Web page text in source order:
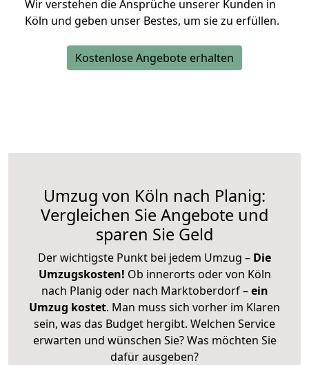
Wir verstehen die Ansprüche unserer Kunden in
Köln und geben unser Bestes, um sie zu erfüllen.
Kostenlose Angebote erhalten
Umzug von Köln nach Planig:
Vergleichen Sie Angebote und
sparen Sie Geld
Der wichtigste Punkt bei jedem Umzug – Die
Umzugskosten! Ob innerorts oder von Köln
nach Planig oder nach Marktoberdorf –ein
Umzug kostet. Man muss sich vorher im Klaren
sein, was das Budget hergibt. Welchen Service
erwarten und wünschen Sie? Was möchten Sie
dafür ausgeben?